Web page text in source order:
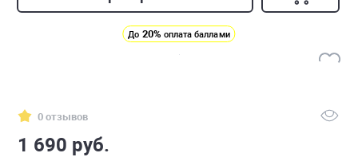
До 20% оплата баллами
0 отзывов
1 690 руб.